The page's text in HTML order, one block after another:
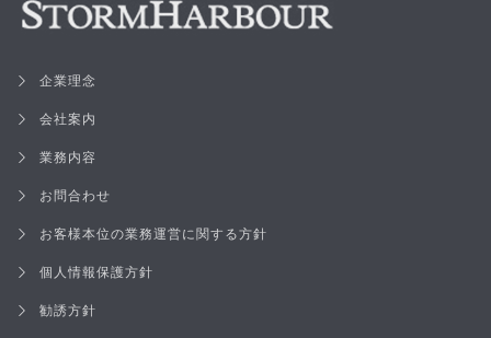
企業理念
会社案内
業務内容
お問合わせ
お客様本位の業務運営に関する方針
個人情報保護方針
勧誘方針